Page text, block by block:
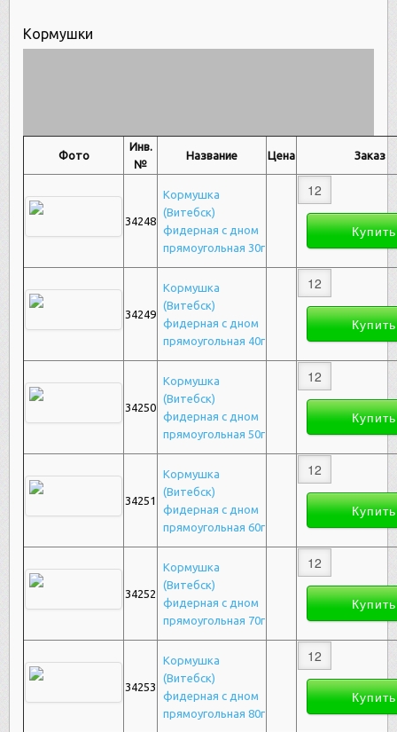
Кормушки
Фото
Инв.
№
Название Цена Заказ
34248
Кормушка
(Витебск)
фидерная с дном
прямоугольная 30г
34249
Кормушка
(Витебск)
фидерная с дном
прямоугольная 40г
34250
Кормушка
(Витебск)
фидерная с дном
прямоугольная 50г
34251
Кормушка
(Витебск)
фидерная с дном
прямоугольная 60г
34252
Кормушка
(Витебск)
фидерная с дном
прямоугольная 70г
34253
Кормушка
(Витебск)
фидерная с дном
прямоугольная 80г